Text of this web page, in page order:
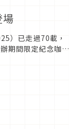
）已走過70載，
期間限定紀念咖啡